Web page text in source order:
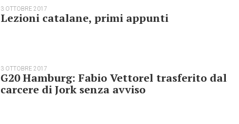
3 OTTOBRE 2017
Lezioni catalane, primi appunti
3 OTTOBRE 2017
G20 Hamburg: Fabio Vettorel trasferito dal
carcere di Jork senza avviso